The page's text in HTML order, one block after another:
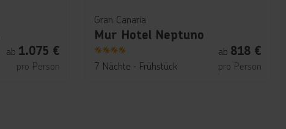
ab 1.075 €
pro Person
Gran Canaria
Mur Hotel Neptuno
4
7 Nächte ∙ Frühstück
ab 818 €
pro Person